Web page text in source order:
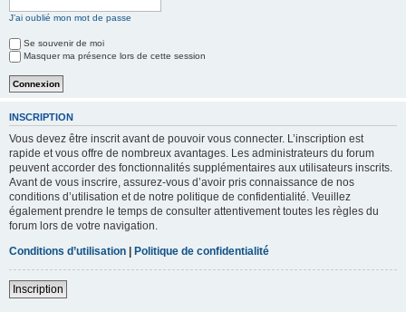
J’ai oublié mon mot de passe
Se souvenir de moi
Masquer ma présence lors de cette session
INSCRIPTION
Vous devez être inscrit avant de pouvoir vous connecter. L’inscription est
rapide et vous offre de nombreux avantages. Les administrateurs du forum
peuvent accorder des fonctionnalités supplémentaires aux utilisateurs inscrits.
Avant de vous inscrire, assurez-vous d’avoir pris connaissance de nos
conditions d’utilisation et de notre politique de confidentialité. Veuillez
également prendre le temps de consulter attentivement toutes les règles du
forum lors de votre navigation.
Conditions d’utilisation | Politique de confidentialité
Inscription